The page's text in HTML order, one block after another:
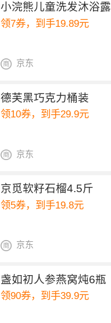
小浣熊儿童洗发沐浴露
领7券，到手19.89元
京东
德芙黑巧克力桶装
领10券，到手29.9元
京东
京觅软籽石榴4.5斤
领5券，到手19.8元
京东
盏如初人参燕窝炖6瓶
领90券，到手39.9元